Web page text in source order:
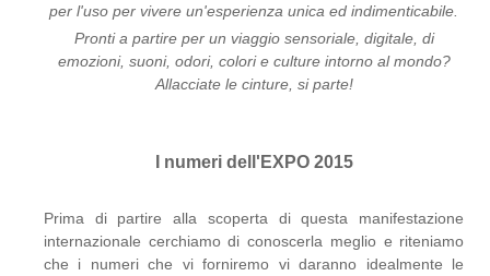
per l'uso per vivere un'esperienza unica ed indimenticabile.
Pronti a partire per un viaggio sensoriale, digitale, di
emozioni, suoni, odori, colori e culture intorno al mondo?
Allacciate le cinture, si parte!
I numeri dell'EXPO 2015
Prima di partire alla scoperta di questa manifestazione
internazionale cerchiamo di conoscerla meglio e riteniamo
che i numeri che vi forniremo vi daranno idealmente le